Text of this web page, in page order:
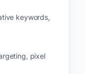
keywords,
pixel